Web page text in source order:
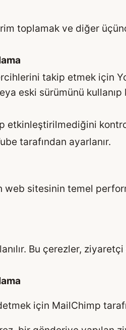
toplamak ve diğer
takip etmek için
eski sürümünü kullanıp
etkinleştirilmediğini
tarafından ayarlanır.
web sitesinin temel
Bu çerezler, ziyaretçi
için MailChimp